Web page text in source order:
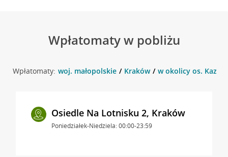
Wpłatomaty w pobliżu
Wpłatomaty: woj. małopolskie Kraków w okolicy os.
Osiedle Na Lotnisku 2, Kraków
Poniedziałek-Niedziela: 00:00-23:59